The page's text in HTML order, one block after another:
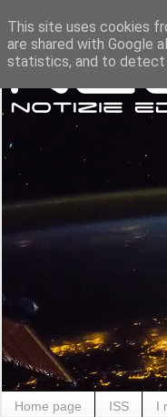
Home page ISS I
This site uses cookies
are shared with Google
statistics, and to detect